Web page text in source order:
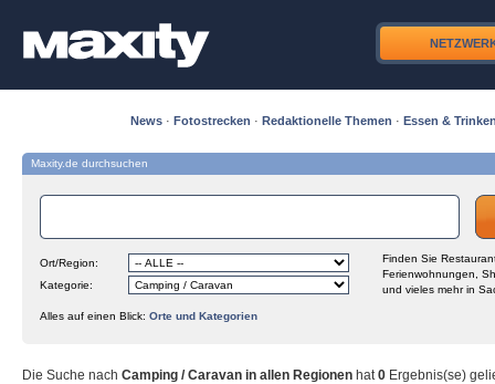
News · Fotostrecken · Redaktionelle Themen · Essen &
Maxity.de durchsuchen
Ort/Region:
Kategorie:
Finden Sie
Ferienwohnungen,
und vieles mehr in
Alles auf einen Blick: Orte und Kategorien
Die Suche nach Camping / Caravan in allen Regionen hat0 Ergebnis(se)